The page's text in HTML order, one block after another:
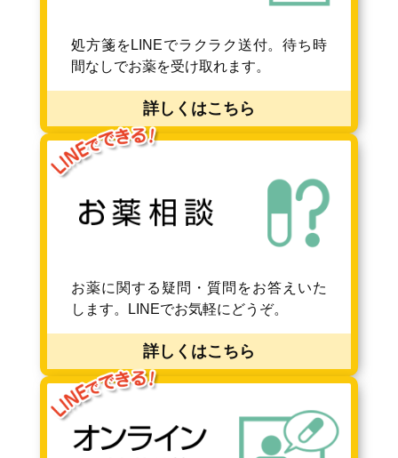
処方箋をLINEでラクラク送付。待ち時
間なしでお薬を受け取れます。
詳しくはこちら
お薬に関する疑問・質問をお答えいた
します。LINEでお気軽にどうぞ。
詳しくはこちら